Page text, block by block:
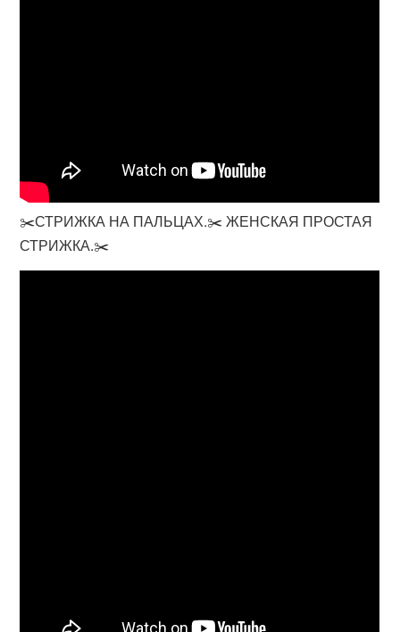
✂️СТРИЖКА НА ПАЛЬЦАХ.✂️ ЖЕНСКАЯ ПРОСТАЯ
СТРИЖКА.✂️